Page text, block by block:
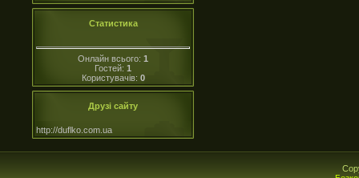
Статистика
Онлайн всього: 1
Гостей: 1
Користувачів: 0
Друзі сайту
http://duflko.com.ua